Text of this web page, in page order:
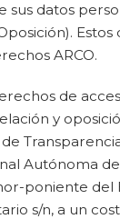
sus datos
Estos
ARCO.
de
y
Autónoma
poniente del
s/n, a un